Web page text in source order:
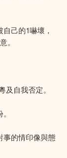
己的1嚇壞，
。
自我否定。
事的情印像與態